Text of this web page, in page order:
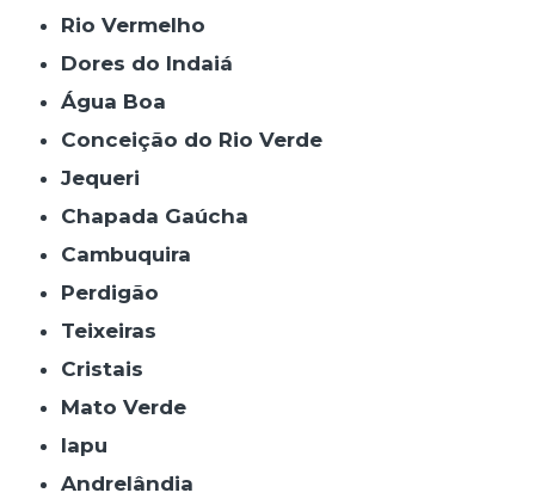
Rio Vermelho
Dores do Indaiá
Água Boa
Conceição do Rio Verde
Jequeri
Chapada Gaúcha
Cambuquira
Perdigão
Teixeiras
Cristais
Mato Verde
Iapu
Andrelândia